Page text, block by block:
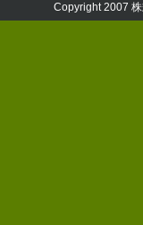
Copyright 2007